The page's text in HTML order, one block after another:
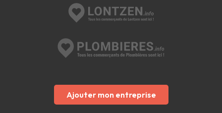
Ajouter mon entreprise